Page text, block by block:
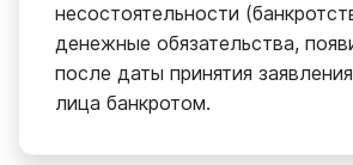
несостоятельности
денежные обязательства,
после даты принятия
лица банкротом.